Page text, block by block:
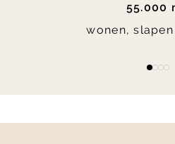
55.000
wonen,